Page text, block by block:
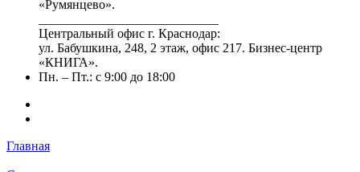
«Румянцево».
Центральный офис г. Краснодар:
ул. Бабушкина, 248, 2 этаж, офис 217. Бизнес-центр
«КНИГА».
Пн. – Пт.: с 9:00 до 18:00
Главная